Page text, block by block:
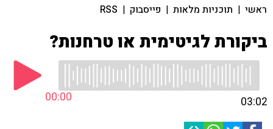
ראשי | תוכניות מלאות | פייסבוק |
RSS
ביקורת לגיטימית או טרחנות?
00:00 03:02